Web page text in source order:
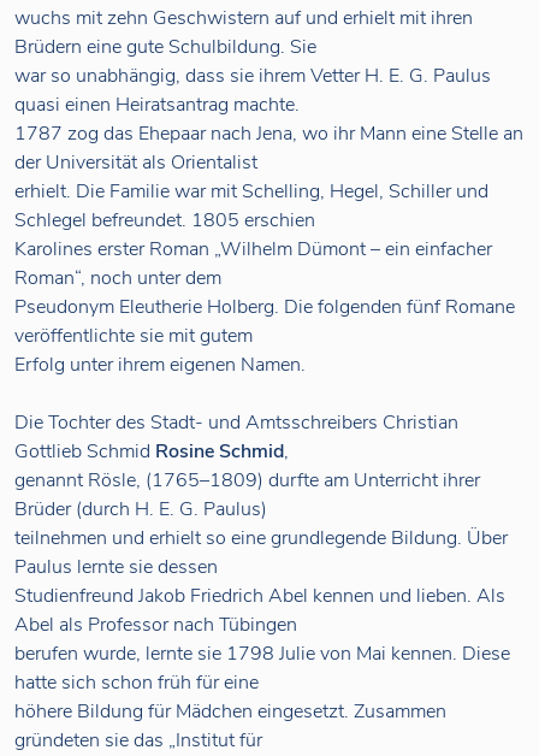
wuchs mit zehn Geschwistern auf und erhielt mit ihren
Brüdern eine gute Schulbildung. Sie
war so unabhängig, dass sie ihrem Vetter H. E. G. Paulus
quasi einen Heiratsantrag machte.
1787 zog das Ehepaar nach Jena, wo ihr Mann eine Stelle an
der Universität als Orientalist
erhielt. Die Familie war mit Schelling, Hegel, Schiller und
Schlegel befreundet. 1805 erschien
Karolines erster Roman „Wilhelm Dümont – ein einfacher
Roman“, noch unter dem
Pseudonym Eleutherie Holberg. Die folgenden fünf Romane
veröffentlichte sie mit gutem
Erfolg unter ihrem eigenen Namen.
Die Tochter des Stadt- und Amtsschreibers Christian
Gottlieb Schmid Rosine Schmid,
genannt Rösle, (1765–1809) durfte am Unterricht ihrer
Brüder (durch H. E. G. Paulus)
teilnehmen und erhielt so eine grundlegende Bildung. Über
Paulus lernte sie dessen
Studienfreund Jakob Friedrich Abel kennen und lieben. Als
Abel als Professor nach Tübingen
berufen wurde, lernte sie 1798 Julie von Mai kennen. Diese
hatte sich schon früh für eine
höhere Bildung für Mädchen eingesetzt. Zusammen
gründeten sie das „Institut für